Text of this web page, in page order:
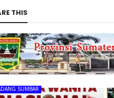
THIS
SUMBAR